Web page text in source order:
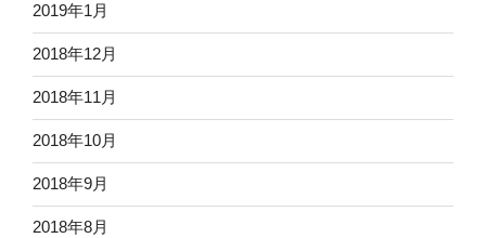
2019年1月
2018年12月
2018年11月
2018年10月
2018年9月
2018年8月